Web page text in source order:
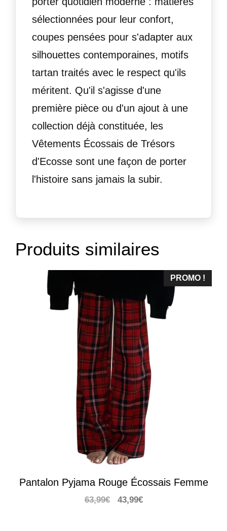
sélectionnées pour leur confort,
coupes pensées pour s'adapter aux
silhouettes contemporaines, motifs
tartan traités avec le respect qu'ils
méritent. Qu'il s'agisse d'une
première pièce ou d'un ajout à une
collection déjà constituée, les
Vêtements Écossais de Trésors
d'Ecosse sont une façon de porter
l'histoire sans jamais la subir.
Produits similaires
PROMO !
Pantalon Pyjama Rouge Écossais Femme
63,99€
Le
43,99€Le